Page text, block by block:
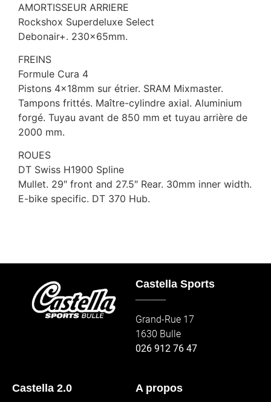
AMORTISSEUR ARRIERE
Rockshox Superdeluxe Select
Debonair+. 230x65mm.
FREINS
Formule Cura 4
Pistons 4x18mm sur étrier. SRAM Mixmaster.
Tampons frittés. Maître-cylindre axial. Aluminium
forgé. Tuyau avant de 850 mm et tuyau arrière de
2000 mm.
ROUES
DT Swiss H1900 Spline
Mullet. 29″ front and 27.5″ Rear. 30mm inner width.
E-bike specific. DT 370 Hub.
Castella Sports
Grand-Rue 17
1630 Bulle
026 912 76 47
Castella 2.0
A propos